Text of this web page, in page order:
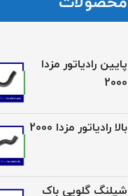
پایین رادیاتور مزدا
2000
بالا رادیاتور مزدا 2000
شیلنگ گلویی باک